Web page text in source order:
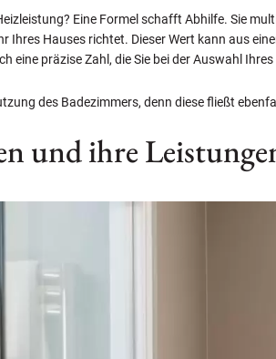
Eine Formel schafft Abhilfe. Sie
Ihres Hauses richtet. Dieser Wert kann aus
eine präzise Zahl, die Sie bei der Auswahl
des Badezimmers, denn diese fließt
und ihre